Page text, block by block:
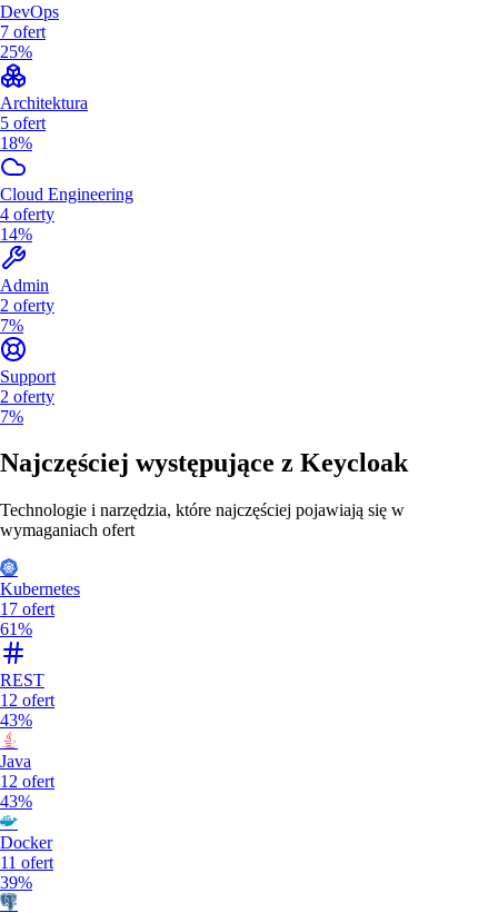
DevOps
7 ofert
25%
Architektura
5 ofert
18%
Cloud Engineering
4 oferty
14%
Admin
2 oferty
7%
Support
2 oferty
7%
Najczęściej występujące z Keycloak
Technologie i narzędzia, które najczęściej pojawiają się w
wymaganiach ofert
Kubernetes
17 ofert
61%
REST
12 ofert
43%
Java
12 ofert
43%
Docker
11 ofert
39%